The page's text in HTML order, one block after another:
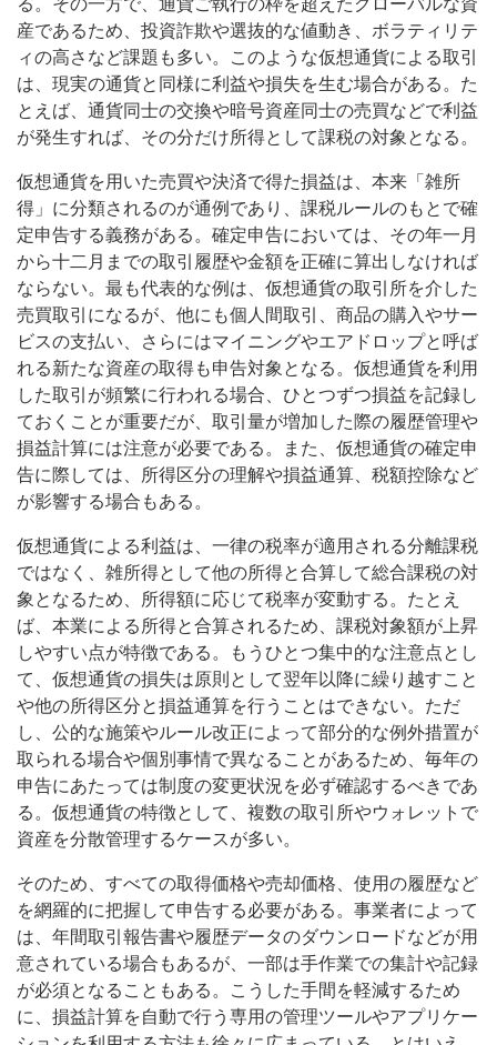
産であるため、投資詐欺や選抜的な値動き、ボラティリテ
ィの高さなど課題も多い。このような仮想通貨による取引
は、現実の通貨と同様に利益や損失を生む場合がある。た
とえば、通貨同士の交換や暗号資産同士の売買などで利益
が発生すれば、その分だけ所得として課税の対象となる。
仮想通貨を用いた売買や決済で得た損益は、本来「雑所
得」に分類されるのが通例であり、課税ルールのもとで確
定申告する義務がある。確定申告においては、その年一月
から十二月までの取引履歴や金額を正確に算出しなければ
ならない。最も代表的な例は、仮想通貨の取引所を介した
売買取引になるが、他にも個人間取引、商品の購入やサー
ビスの支払い、さらにはマイニングやエアドロップと呼ば
れる新たな資産の取得も申告対象となる。仮想通貨を利用
した取引が頻繁に行われる場合、ひとつずつ損益を記録し
ておくことが重要だが、取引量が増加した際の履歴管理や
損益計算には注意が必要である。また、仮想通貨の確定申
告に際しては、所得区分の理解や損益通算、税額控除など
が影響する場合もある。
仮想通貨による利益は、一律の税率が適用される分離課税
ではなく、雑所得として他の所得と合算して総合課税の対
象となるため、所得額に応じて税率が変動する。たとえ
ば、本業による所得と合算されるため、課税対象額が上昇
しやすい点が特徴である。もうひとつ集中的な注意点とし
て、仮想通貨の損失は原則として翌年以降に繰り越すこと
や他の所得区分と損益通算を行うことはできない。ただ
し、公的な施策やルール改正によって部分的な例外措置が
取られる場合や個別事情で異なることがあるため、毎年の
申告にあたっては制度の変更状況を必ず確認するべきであ
る。仮想通貨の特徴として、複数の取引所やウォレットで
資産を分散管理するケースが多い。
そのため、すべての取得価格や売却価格、使用の履歴など
を網羅的に把握して申告する必要がある。事業者によって
は、年間取引報告書や履歴データのダウンロードなどが用
意されている場合もあるが、一部は手作業での集計や記録
が必須となることもある。こうした手間を軽減するため
に、損益計算を自動で行う専用の管理ツールやアプリケー